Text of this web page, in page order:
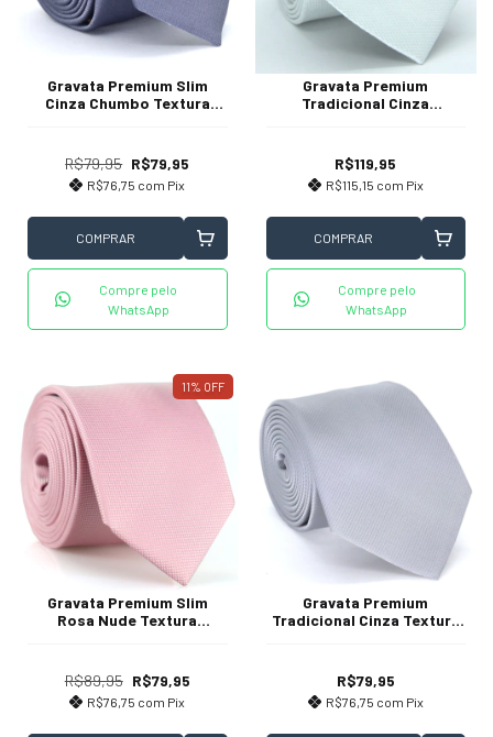
Gravata Premium Slim
Cinza Chumbo Textura
R$79,95 R$79,95
R$76,75 com Pix
COMPRAR
Compre pelo
WhatsApp
Gravata Premium
Tradicional Cinza
R$119,95
R$115,15 com Pix
COMPRAR
Compre pelo
WhatsApp
11% OFF
Gravata Premium Slim
Rosa Nude Textura
R$89,95 R$79,95
R$76,75 com Pix
Gravata Premium
Tradicional Cinza Textura
R$79,95
R$76,75 com Pix